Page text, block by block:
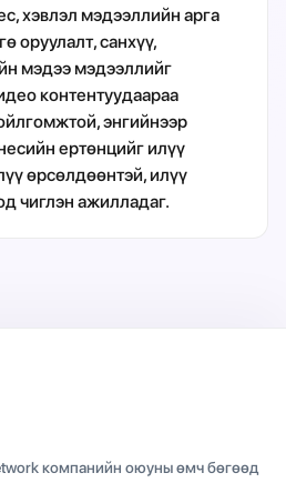
хэвлэл мэдээллийн арга
оруулалт, санхүү,
мэдээ мэдээллийг
контентуудаараа
энгийнээр
ертөнцийг илүү
өрсөлдөөнтэй, илүү
чиглэн ажилладаг.
компанийн оюуны өмч бөгөөд